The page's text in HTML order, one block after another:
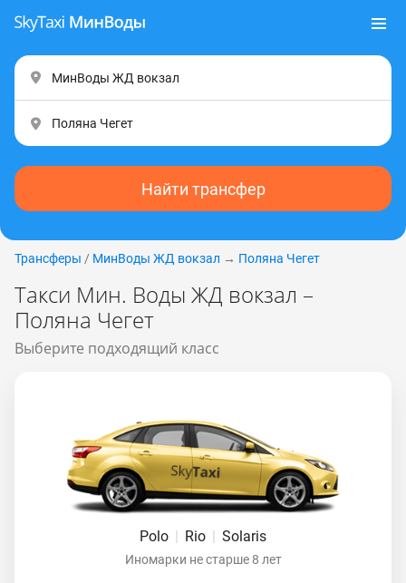
Найти трансфер
Трансферы / МинВоды ЖД вокзал → Поляна Чегет
Такси Мин. Воды ЖД вокзал –
Поляна Чегет
Выберите подходящий класс
Polo | Rio | Solaris
Иномарки не старше 8 лет